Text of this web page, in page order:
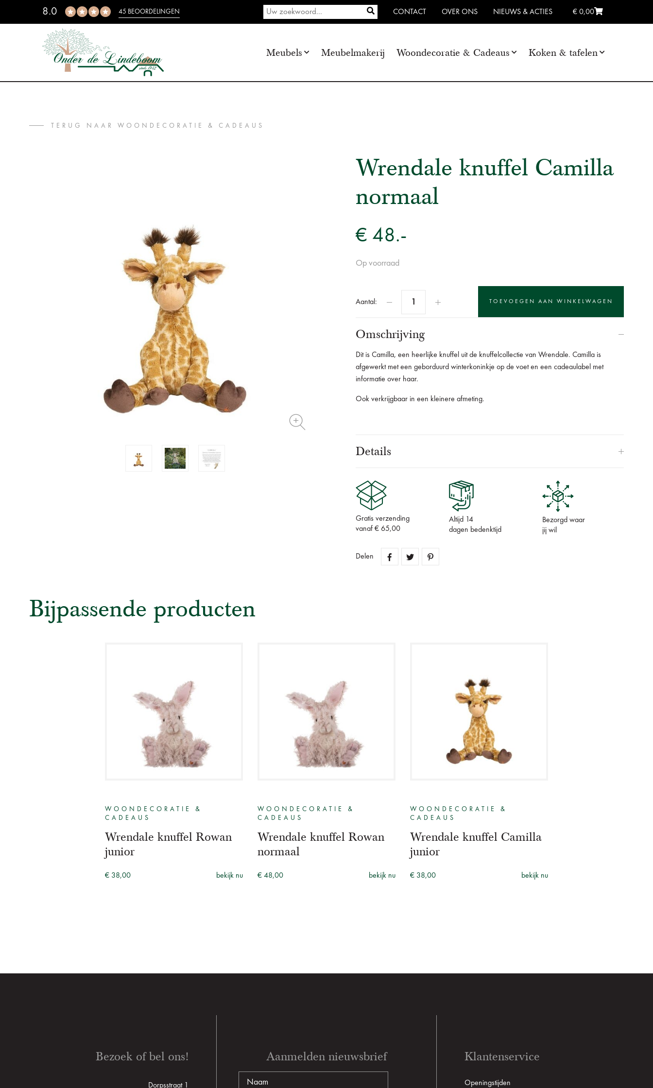
8.0 45 BEOORDELINGEN CONTACT OVER ONS NIEUWS & ACTIES € 0,00
Meubels Meubelmakerij Woondecoratie & Cadeaus Koken & tafelen
TERUG NAAR WOONDECORATIE & CADEAUS
Wrendale knuffel Camilla
normaal
€ 48.-
Op voorraad
Aantal:
Omschrijving
Dit is Camilla, een heerlijke knuffel uit de knuffelcollectie van Wrendale. Camilla is
afgewerkt met een geborduurd winterkoninkje op de voet en een cadeaulabel met
informatie over haar.
Ook verkrijgbaar in een kleinere afmeting.
Details
Gratis verzending
vanaf € 65,00
Altijd 14
dagen bedenktijd
Bezorgd waar
jij wil
Delen
Bijpassende producten
WOONDECORATIE &
CADEAUS
Wrendale knuffel Rowan
junior
€ 38,00 bekijk nu
WOONDECORATIE &
CADEAUS
Wrendale knuffel Rowan
normaal
€ 48,00 bekijk nu
WOONDECORATIE &
CADEAUS
Wrendale knuffel Camilla
junior
€ 38,00 bekijk nu
Aanmelden nieuwsbrief
Bezoek of bel ons!
Dorpsstraat 1
Klantenservice
Openingstijden